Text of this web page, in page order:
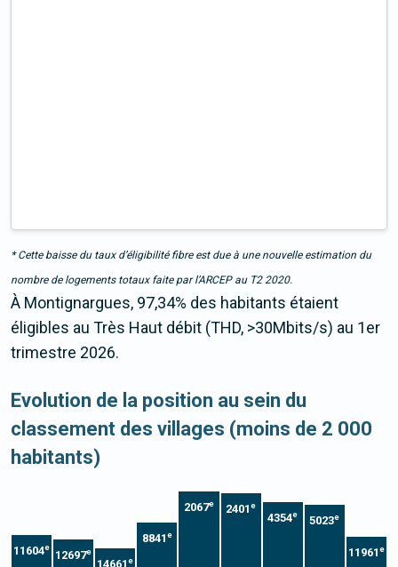
* Cette baisse du taux d’éligibilité fibre est due à une nouvelle estimation du
nombre de logements totaux faite par l’ARCEP au T2 2020.
À Montignargues, 97,34% des habitants étaient
éligibles au Très Haut débit (THD, >30Mbits/s) au 1er
trimestre 2026.
Evolution de la position au sein du
classement des villages (moins de 2 000
habitants)
11604e
12697e
e
8841 e
2067e 2401e
4354e 5023e
11961 e